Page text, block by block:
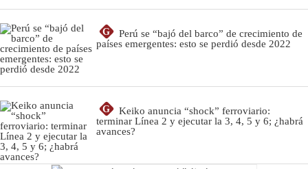
G
Perú se “bajó del barco” de crecimiento de
países emergentes: esto se perdió desde 2022
G
Keiko anuncia “shock” ferroviario:
terminar Línea 2 y ejecutar la 3, 4, 5 y 6; ¿habrá
avances?